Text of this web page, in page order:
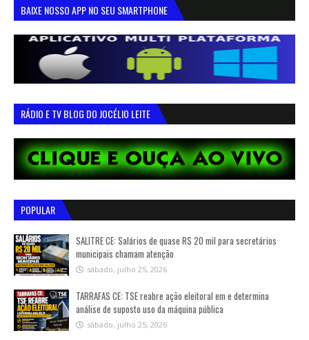
BAIXE NOSSO APP NO SEU SMARTPHONE
RÁDIO E TV BLOG DO JOCÉLIO LEITE
POPULAR
SALITRE CE: Salários de quase R$ 20 mil para secretários
municipais chamam atenção
sábado, julho 25, 2026
TARRAFAS CE: TSE reabre ação eleitoral em e determina
análise de suposto uso da máquina pública
sábado, julho 25, 2026